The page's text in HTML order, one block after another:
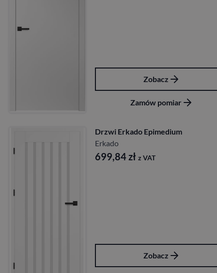
Zobacz
Zamów pomiar
Drzwi Erkado Epimedium
Erkado
699,84zł z VAT
Zobacz